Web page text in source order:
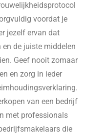
voordat je
jezelf ervan dat
de juiste middelen
Geef nooit zomaar
en zorg in ieder
van een bedrijf
met professionals
die